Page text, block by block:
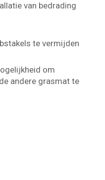
van bedrading
te vermijden
om
andere grasmat te